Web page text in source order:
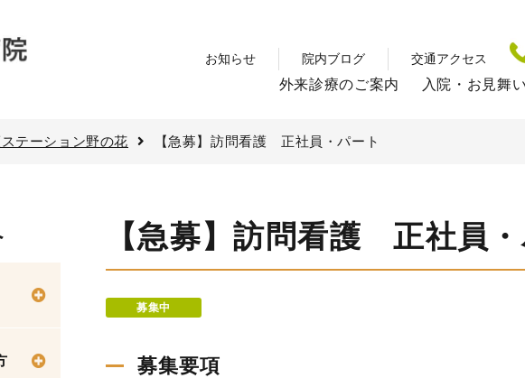
お知らせ 院内ブログ 交通アクセス
入院・お見舞
外来診療のご案内
テーション野の花 【急募】訪問看護 正社員・パート
【急募】訪問看護 正社員
募集中
募集要項